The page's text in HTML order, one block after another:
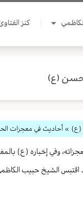
كنز
(ع)
(ع) » أحاديث في معجزات
وفي إخباره (ع)
وقد اقتبس الشيخ حبيب